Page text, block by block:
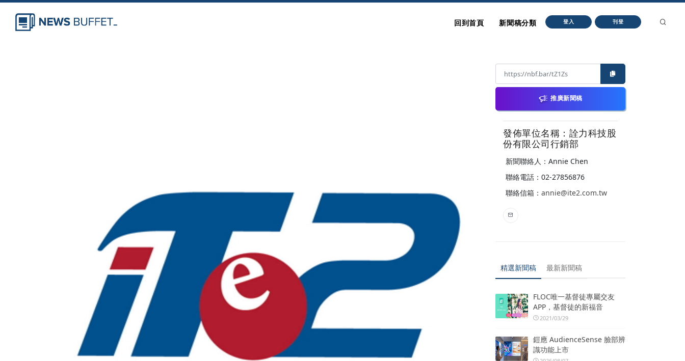
回到首頁 新聞稿分類 登入 刊登
推廣新聞稿
發佈單位名稱：詮力科技股
份有限公司行銷部
新聞聯絡人：Annie Chen
聯絡電話：02-27856876
聯絡信箱： annie@ite2.com.tw
精選新聞稿 最新新聞稿
FLOC唯一基督徒專屬交友
APP，基督徒的新福音
2021/03/29
鎧應 AudienceSense 臉部辨
識功能上市